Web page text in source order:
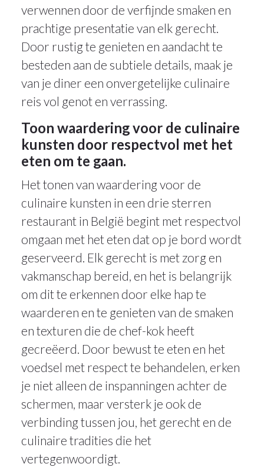
verwennen door de verfijnde smaken en
prachtige presentatie van elk gerecht.
Door rustig te genieten en aandacht te
besteden aan de subtiele details, maak je
van je diner een onvergetelijke culinaire
reis vol genot en verrassing.
Toon waardering voor de culinaire
kunsten door respectvol met het
eten om te gaan.
Het tonen van waardering voor de
culinaire kunsten in een drie sterren
restaurant in België begint met respectvol
omgaan met het eten dat op je bord wordt
geserveerd. Elk gerecht is met zorg en
vakmanschap bereid, en het is belangrijk
om dit te erkennen door elke hap te
waarderen en te genieten van de smaken
en texturen die de chef-kok heeft
gecreëerd. Door bewust te eten en het
voedsel met respect te behandelen, erken
je niet alleen de inspanningen achter de
schermen, maar versterk je ook de
verbinding tussen jou, het gerecht en de
culinaire tradities die het
vertegenwoordigt.